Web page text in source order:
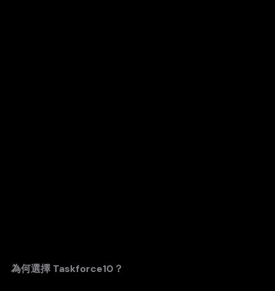
為何選擇 Taskforce10？